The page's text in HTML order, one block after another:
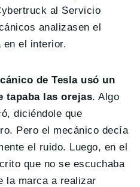
al Servicio
analizasen el
en el interior.
de Tesla usó un
tapaba las orejas. Algo
diciéndole que
Pero el mecánico decía
el ruido. Luego, en el
que no se escuchaba
la marca a realizar